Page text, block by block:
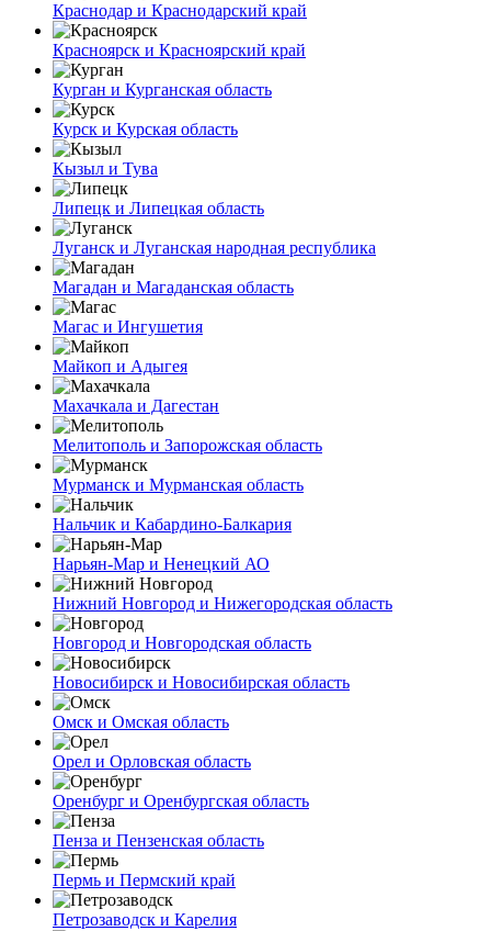
Краснодар и Краснодарский край
Красноярск и Красноярский край
Курган и Курганская область
Курск и Курская область
Кызыл и Тува
Липецк и Липецкая область
Луганск и Луганская народная республика
Магадан и Магаданская область
Магас и Ингушетия
Майкоп и Адыгея
Махачкала и Дагестан
Мелитополь и Запорожская область
Мурманск и Мурманская область
Нальчик и Кабардино-Балкария
Нарьян-Мар и Ненецкий АО
Нижний Новгород и Нижегородская область
Новгород и Новгородская область
Новосибирск и Новосибирская область
Омск и Омская область
Орел и Орловская область
Оренбург и Оренбургская область
Пенза и Пензенская область
Пермь и Пермский край
Петрозаводск и Карелия